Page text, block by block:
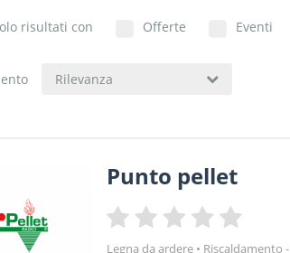
risultati con Offerte Eventi
Rilevanza
Punto pellet
Legna da ardere Riscaldamento